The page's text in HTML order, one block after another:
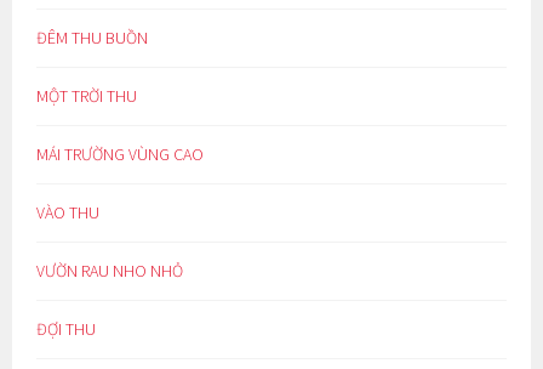
ĐÊM THU BUỒN
MỘT TRỜI THU
MÁI TRƯỜNG VÙNG CAO
VÀO THU
VƯỜN RAU NHO NHỎ
ĐỢI THU